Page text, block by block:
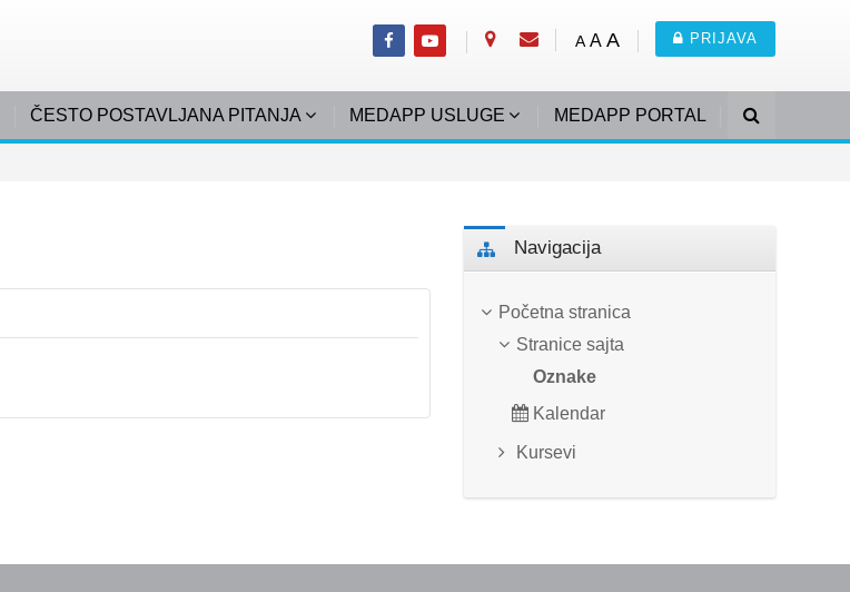
PRIJAVA
A A A
ČESTO POSTAVLJANA PITANJA MEDAPP USLUGE MEDAPP PORTAL
Preskoči Navigacija
Navigacija
Početna stranica
Stranice sajta
Oznake
Kalendar
Kursevi